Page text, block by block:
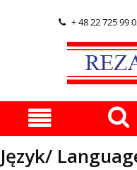
 + 48 22 725 99
Język/